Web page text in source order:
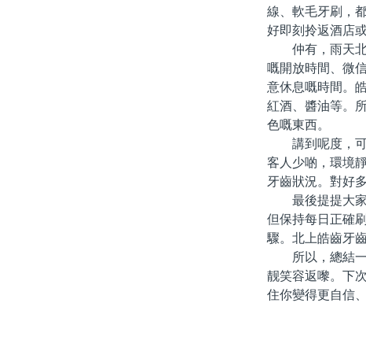
線、軟毛牙刷，
好即刻拎返酒店
仲有，雨天北
嘅開放時間、微
意休息嘅時間。
紅酒、醬油等。
色嘅東西。
講到呢度，可
客人少啲，環境
牙齒狀況。對好
最後提提大家
但保持每日正確
驟。北上皓齒牙
所以，總結一
靓笑容返嚟。下
住你變得更自信